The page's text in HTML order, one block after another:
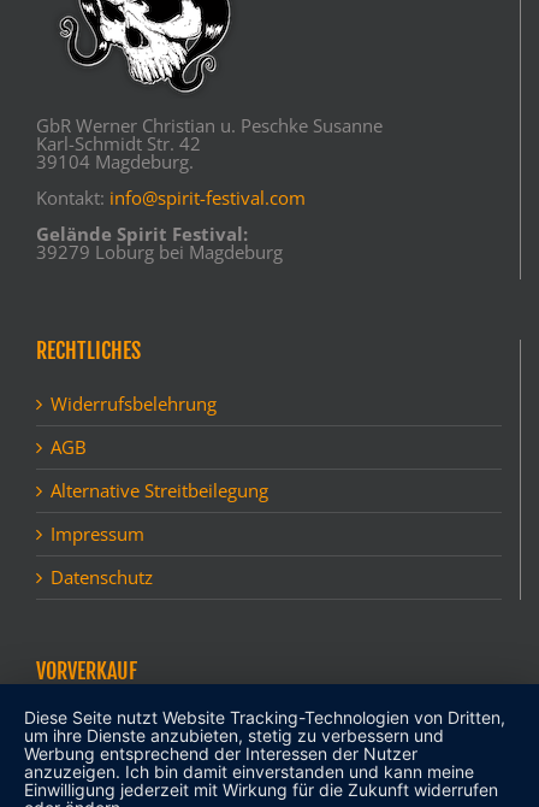
GbR Werner Christian u. Peschke Susanne
Karl-Schmidt Str. 42
39104 Magdeburg.
Kontakt: info@spirit-festival.com
Gelände Spirit Festival:
39279 Loburg bei Magdeburg
RECHTLICHES
Widerrufsbelehrung
AGB
Alternative Streitbeilegung
Impressum
Datenschutz
VORVERKAUF
Mein Konto
Kasse
Diese Seite nutzt Website Tracking-Technologien von Dritten,
um ihre Dienste anzubieten, stetig zu verbessern und
Werbung entsprechend der Interessen der Nutzer
anzuzeigen. Ich bin damit einverstanden und kann meine
Einwilligung jederzeit mit Wirkung für die Zukunft widerrufen